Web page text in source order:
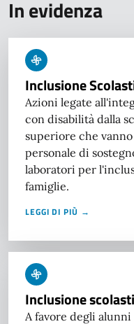
In evidenza
Inclusione
Azioni legate
con disabilità dalla
superiore che
personale di
laboratori per
famiglie.
LEGGI DI PIÙ →
Inclusione
A favore degli